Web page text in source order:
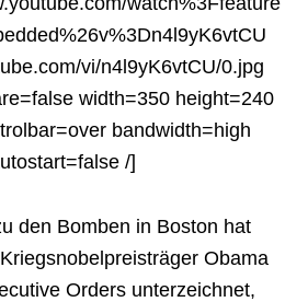
vi/n4l9yK6vtCU/0.jpg
width=350 height=240
bandwidth=high
/]
den Bomben in Boston hat
Obama
Orders unterzeichnet,